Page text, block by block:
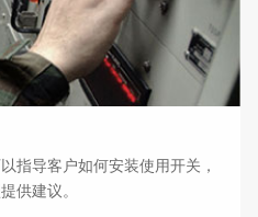
指导客户如何安装使用开关，
供建议。